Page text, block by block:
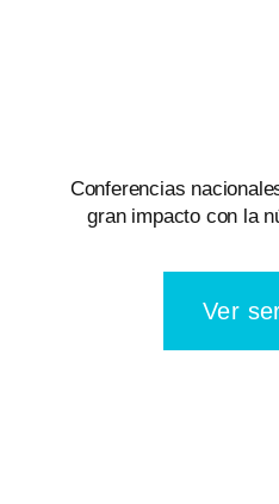
Conferencias
gran impacto con la
Ver